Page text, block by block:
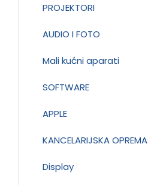
PROJEKTORI
AUDIO I FOTO
Mali kućni aparati
SOFTWARE
APPLE
KANCELARIJSKA OPREMA
Display